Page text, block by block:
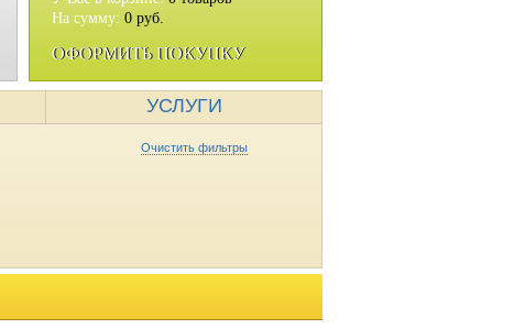
На сумму: 0 руб.
ОФОРМИТЬ ПОКУПКУ
УСЛУГИ
Очистить фильтры